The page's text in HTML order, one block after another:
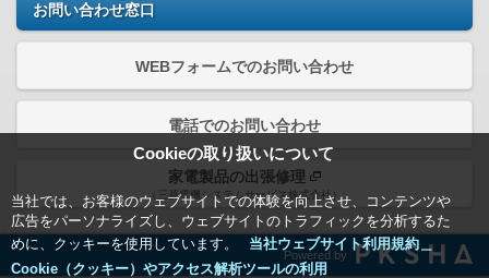
Cookieの取り扱いについて
当社では、お客様のウェブサイトでの体験を向上させ、コンテンツや
広告をパーソナライズし、ウェブサイトのトラフィックを分析するた
めに、クッキーを使用しています。
当社ウェブサイト利用規約＿
Cookie（クッキー）やアクセス解析ツールの利用
お問い合わせ窓口
WEBフォームでのお問い合わせ
電話でのお問い合わせ
家電製品の出張修理
（三菱電機システムサービス株式会社）
Powered by